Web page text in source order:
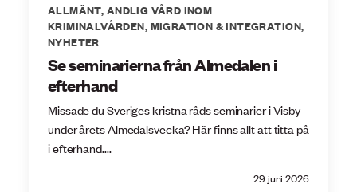
ALLMÄNT, ANDLIG VÅRD INOM
KRIMINALVÅRDEN, MIGRATION & INTEGRATION,
NYHETER
Se seminarierna från Almedalen i
efterhand
29 juni 2026
Missade du Sveriges kristna råds seminarier i Visby
under årets Almedalsvecka? Här finns allt att titta på
i efterhand....